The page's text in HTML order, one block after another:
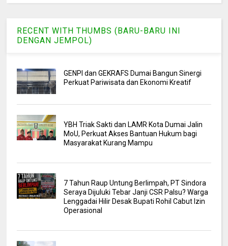
RECENT WITH THUMBS (BARU-BARU INI
DENGAN JEMPOL)
GENPI dan GEKRAFS Dumai Bangun Sinergi
Perkuat Pariwisata dan Ekonomi Kreatif
YBH Triak Sakti dan LAMR Kota Dumai Jalin
MoU, Perkuat Akses Bantuan Hukum bagi
Masyarakat Kurang Mampu
7 Tahun Raup Untung Berlimpah, PT Sindora
Seraya Dijuluki Tebar Janji CSR Palsu? Warga
Lenggadai Hilir Desak Bupati Rohil Cabut Izin
Operasional